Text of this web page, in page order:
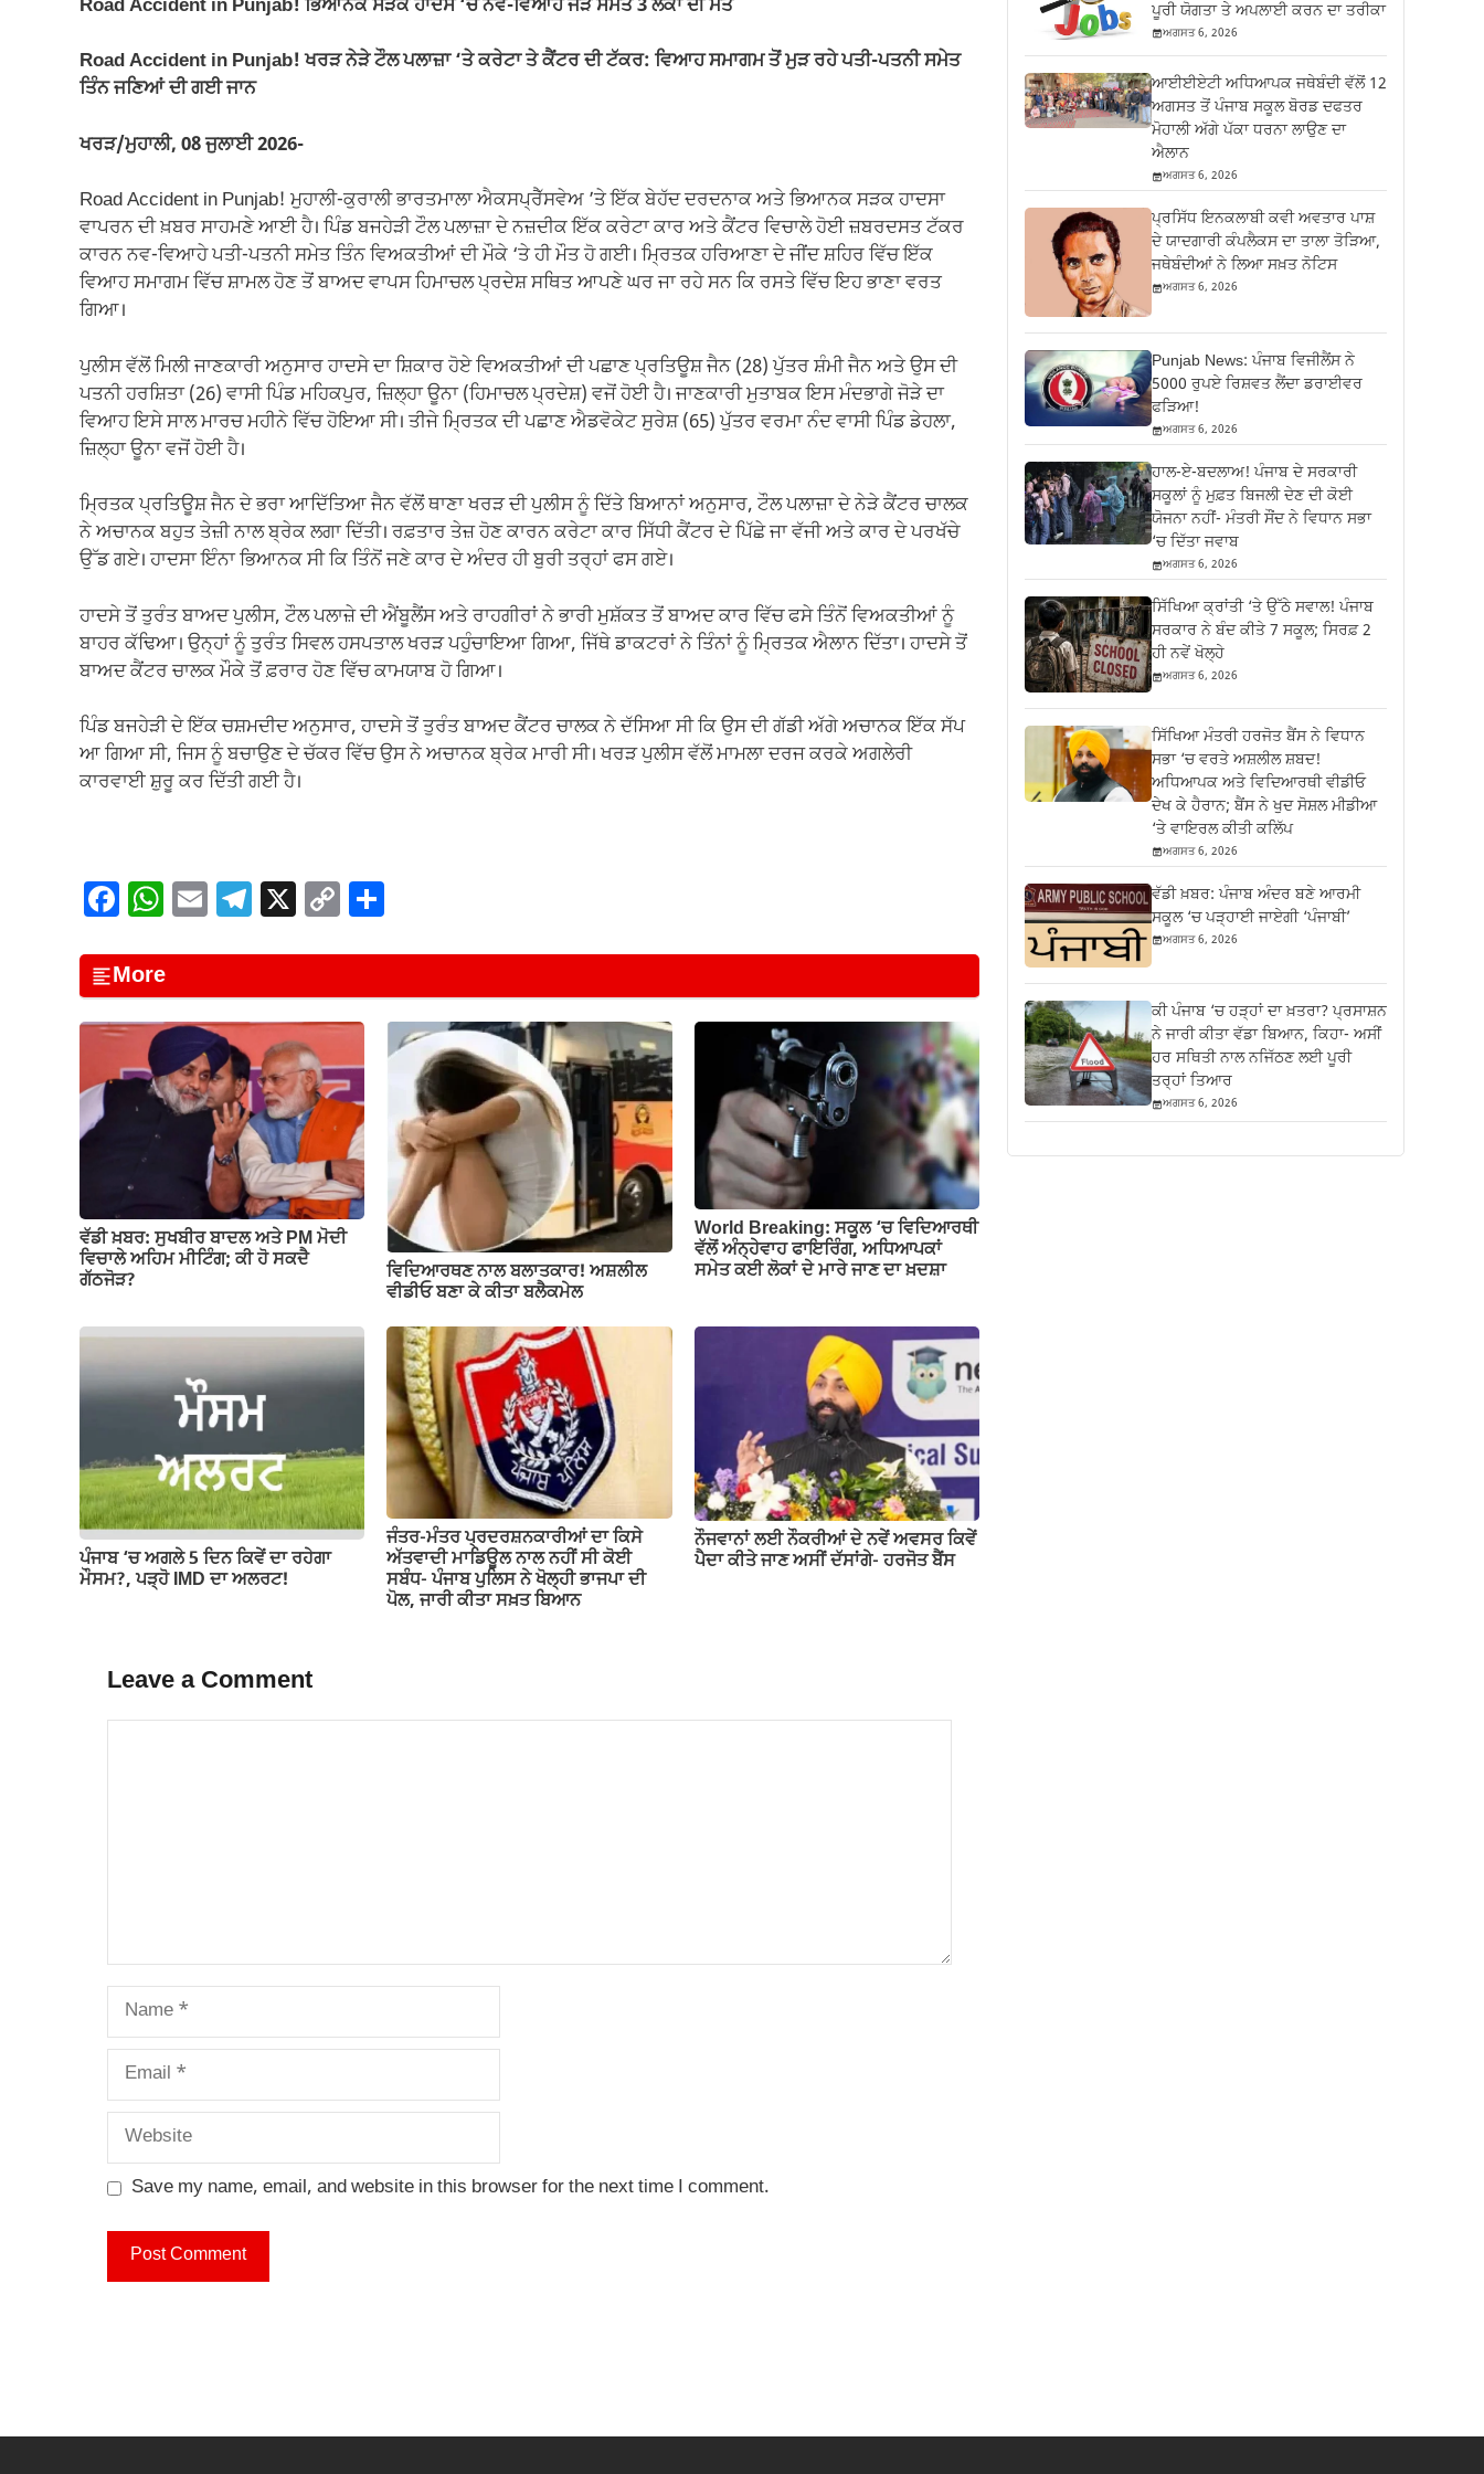
o
o
k
p
p
m n
Road Accident in Punjab! ਭਿਆਨਕ ਸੜਕ ਹਾਦਸੇ ‘ਚ ਨਵ-ਵਿਆਹੇ ਜੋੜੇ ਸਮੇਤ 3 ਲੋਕਾਂ ਦੀ ਮੌਤ
Road Accident in Punjab! ਖਰੜ ਨੇੜੇ ਟੌਲ ਪਲਾਜ਼ਾ ‘ਤੇ ਕਰੇਟਾ ਤੇ ਕੈਂਟਰ ਦੀ ਟੱਕਰ: ਵਿਆਹ ਸਮਾਗਮ ਤੋਂ ਮੁੜ ਰਹੇ ਪਤੀ-ਪਤਨੀ ਸਮੇਤ
ਤਿੰਨ ਜਣਿਆਂ ਦੀ ਗਈ ਜਾਨ
ਖਰੜ/ਮੁਹਾਲੀ, 08 ਜੁਲਾਈ 2026-
Road Accident in Punjab! ਮੁਹਾਲੀ-ਕੁਰਾਲੀ ਭਾਰਤਮਾਲਾ ਐਕਸਪ੍ਰੈੱਸਵੇਅ ’ਤੇ ਇੱਕ ਬੇਹੱਦ ਦਰਦਨਾਕ ਅਤੇ ਭਿਆਨਕ ਸੜਕ ਹਾਦਸਾ
ਵਾਪਰਨ ਦੀ ਖ਼ਬਰ ਸਾਹਮਣੇ ਆਈ ਹੈ। ਪਿੰਡ ਬਜਹੇੜੀ ਟੌਲ ਪਲਾਜ਼ਾ ਦੇ ਨਜ਼ਦੀਕ ਇੱਕ ਕਰੇਟਾ ਕਾਰ ਅਤੇ ਕੈਂਟਰ ਵਿਚਾਲੇ ਹੋਈ ਜ਼ਬਰਦਸਤ ਟੱਕਰ
ਕਾਰਨ ਨਵ-ਵਿਆਹੇ ਪਤੀ-ਪਤਨੀ ਸਮੇਤ ਤਿੰਨ ਵਿਅਕਤੀਆਂ ਦੀ ਮੌਕੇ ‘ਤੇ ਹੀ ਮੌਤ ਹੋ ਗਈ। ਮ੍ਰਿਤਕ ਹਰਿਆਣਾ ਦੇ ਜੀਂਦ ਸ਼ਹਿਰ ਵਿੱਚ ਇੱਕ
ਵਿਆਹ ਸਮਾਗਮ ਵਿੱਚ ਸ਼ਾਮਲ ਹੋਣ ਤੋਂ ਬਾਅਦ ਵਾਪਸ ਹਿਮਾਚਲ ਪ੍ਰਦੇਸ਼ ਸਥਿਤ ਆਪਣੇ ਘਰ ਜਾ ਰਹੇ ਸਨ ਕਿ ਰਸਤੇ ਵਿੱਚ ਇਹ ਭਾਣਾ ਵਰਤ
ਗਿਆ।
ਪੁਲੀਸ ਵੱਲੋਂ ਮਿਲੀ ਜਾਣਕਾਰੀ ਅਨੁਸਾਰ ਹਾਦਸੇ ਦਾ ਸ਼ਿਕਾਰ ਹੋਏ ਵਿਅਕਤੀਆਂ ਦੀ ਪਛਾਣ ਪ੍ਰਤਿਊਸ਼ ਜੈਨ (28) ਪੁੱਤਰ ਸ਼ੰਮੀ ਜੈਨ ਅਤੇ ਉਸ ਦੀ
ਪਤਨੀ ਹਰਸ਼ਿਤਾ (26) ਵਾਸੀ ਪਿੰਡ ਮਹਿਕਪੁਰ, ਜ਼ਿਲ੍ਹਾ ਊਨਾ (ਹਿਮਾਚਲ ਪ੍ਰਦੇਸ਼) ਵਜੋਂ ਹੋਈ ਹੈ। ਜਾਣਕਾਰੀ ਮੁਤਾਬਕ ਇਸ ਮੰਦਭਾਗੇ ਜੋੜੇ ਦਾ
ਵਿਆਹ ਇਸੇ ਸਾਲ ਮਾਰਚ ਮਹੀਨੇ ਵਿੱਚ ਹੋਇਆ ਸੀ। ਤੀਜੇ ਮ੍ਰਿਤਕ ਦੀ ਪਛਾਣ ਐਡਵੋਕੇਟ ਸੁਰੇਸ਼ (65) ਪੁੱਤਰ ਵਰਮਾ ਨੰਦ ਵਾਸੀ ਪਿੰਡ ਡੇਹਲਾ,
ਜ਼ਿਲ੍ਹਾ ਊਨਾ ਵਜੋਂ ਹੋਈ ਹੈ।
ਮ੍ਰਿਤਕ ਪ੍ਰਤਿਊਸ਼ ਜੈਨ ਦੇ ਭਰਾ ਆਦਿੱਤਿਆ ਜੈਨ ਵੱਲੋਂ ਥਾਣਾ ਖਰੜ ਦੀ ਪੁਲੀਸ ਨੂੰ ਦਿੱਤੇ ‌ਬਿਆਨਾਂ ਅਨੁਸਾਰ, ਟੌਲ ਪਲਾਜ਼ਾ ਦੇ ਨੇੜੇ ਕੈਂਟਰ ਚਾਲਕ
ਨੇ ਅਚਾਨਕ ਬਹੁਤ ਤੇਜ਼ੀ ਨਾਲ ਬ੍ਰੇਕ ਲਗਾ ਦਿੱਤੀ। ਰਫ਼ਤਾਰ ਤੇਜ਼ ਹੋਣ ਕਾਰਨ ਕਰੇਟਾ ਕਾਰ ਸਿੱਧੀ ਕੈਂਟਰ ਦੇ ਪਿੱਛੇ ਜਾ ਵੱਜੀ ਅਤੇ ਕਾਰ ਦੇ ਪਰਖੱਚੇ
ਉੱਡ ਗਏ। ਹਾਦਸਾ ਇੰਨਾ ਭਿਆਨਕ ਸੀ ਕਿ ਤਿੰਨੋਂ ਜਣੇ ਕਾਰ ਦੇ ਅੰਦਰ ਹੀ ਬੁਰੀ ਤਰ੍ਹਾਂ ਫਸ ਗਏ।
ਹਾਦਸੇ ਤੋਂ ਤੁਰੰਤ ਬਾਅਦ ਪੁਲੀਸ, ਟੌਲ ਪਲਾਜ਼ੇ ਦੀ ਐਂਬੂਲੈਂਸ ਅਤੇ ਰਾਹਗੀਰਾਂ ਨੇ ਭਾਰੀ ਮੁਸ਼ੱਕਤ ਤੋਂ ਬਾਅਦ ਕਾਰ ਵਿੱਚ ਫਸੇ ਤਿੰਨੋਂ ਵਿਅਕਤੀਆਂ ਨੂੰ
ਬਾਹਰ ਕੱਢਿਆ। ਉਨ੍ਹਾਂ ਨੂੰ ਤੁਰੰਤ ਸਿਵਲ ਹਸਪਤਾਲ ਖਰੜ ਪਹੁੰਚਾਇਆ ਗਿਆ, ਜਿੱਥੇ ਡਾਕਟਰਾਂ ਨੇ ਤਿੰਨਾਂ ਨੂੰ ਮ੍ਰਿਤਕ ਐਲਾਨ ਦਿੱਤਾ। ਹਾਦਸੇ ਤੋਂ
ਬਾਅਦ ਕੈਂਟਰ ਚਾਲਕ ਮੌਕੇ ਤੋਂ ਫ਼ਰਾਰ ਹੋਣ ਵਿੱਚ ਕਾਮਯਾਬ ਹੋ ਗਿਆ।
ਪਿੰਡ ਬਜਹੇੜੀ ਦੇ ਇੱਕ ਚਸ਼ਮਦੀਦ ਅਨੁਸਾਰ, ਹਾਦਸੇ ਤੋਂ ਤੁਰੰਤ ਬਾਅਦ ਕੈਂਟਰ ਚਾਲਕ ਨੇ ਦੱਸਿਆ ਸੀ ਕਿ ਉਸ ਦੀ ਗੱਡੀ ਅੱਗੇ ਅਚਾਨਕ ਇੱਕ ਸੱਪ
ਆ ਗਿਆ ਸੀ, ਜਿਸ ਨੂੰ ਬਚਾਉਣ ਦੇ ਚੱਕਰ ਵਿੱਚ ਉਸ ਨੇ ਅਚਾਨਕ ਬ੍ਰੇਕ ਮਾਰੀ ਸੀ। ਖਰੜ ਪੁਲੀਸ ਵੱਲੋਂ ਮਾਮਲਾ ਦਰਜ ਕਰਕੇ ਅਗਲੇਰੀ
ਕਾਰਵਾਈ ਸ਼ੁਰੂ ਕਰ ਦਿੱਤੀ ਗਈ ਹੈ।
F
c
e
b
o
o
W
at
s
A
p
p
E
ail
T
e
gr
a
m
X C
p
y
Li
n
k
ar
e
More
ਵੱਡੀ ਖ਼ਬਰ: ਸੁਖਬੀਰ ਬਾਦਲ ਅਤੇ PM ਮੋਦੀ
ਵਿਚਾਲੇ ਅਹਿਮ ਮੀਟਿੰਗ; ਕੀ ਹੋ ਸਕਦੈ
ਗੱਠਜੋੜ?
ਵਿਦਿਆਰਥਣ ਨਾਲ ਬਲਾਤਕਾਰ! ਅਸ਼ਲੀਲ
ਵੀਡੀਓ ਬਣਾ ਕੇ ਕੀਤਾ ਬਲੈਕਮੇਲ
World Breaking: ਸਕੂਲ ‘ਚ ਵਿਦਿਆਰਥੀ
ਵੱਲੋਂ ਅੰਨ੍ਹੇਵਾਹ ਫਾਇਰਿੰਗ, ਅਧਿਆਪਕਾਂ
ਸਮੇਤ ਕਈ ਲੋਕਾਂ ਦੇ ਮਾਰੇ ਜਾਣ ਦਾ ਖ਼ਦਸ਼ਾ
ਪੰਜਾਬ ‘ਚ ਅਗਲੇ 5 ਦਿਨ ਕਿਵੇਂ ਦਾ ਰਹੇਗਾ
ਮੌਸਮ?, ਪੜ੍ਹੋ IMD ਦਾ ਅਲਰਟ!
ਜੰਤਰ-ਮੰਤਰ ਪ੍ਰਦਰਸ਼ਨਕਾਰੀਆਂ ਦਾ ਕਿਸੇ
ਅੱਤਵਾਦੀ ਮਾਡਿਊਲ ਨਾਲ ਨਹੀਂ ਸੀ ਕੋਈ
ਸਬੰਧ- ਪੰਜਾਬ ਪੁਲਿਸ ਨੇ ਖੋਲ੍ਹੀ ਭਾਜਪਾ ਦੀ
ਪੋਲ, ਜਾਰੀ ਕੀਤਾ ਸਖ਼ਤ ਬਿਆਨ
ਨੌਜਵਾਨਾਂ ਲਈ ਨੌਕਰੀਆਂ ਦੇ ਨਵੇਂ ਅਵਸਰ ਕਿਵੇਂ
ਪੈਦਾ ਕੀਤੇ ਜਾਣ ਅਸੀਂ ਦੱਸਾਂਗੇ- ਹਰਜੋਤ ਬੈਂਸ
Leave a Comment
Name
Email
Website
Save my name, email, and website in this browser for the next time I comment.
ਪੂਰੀ ਯੋਗਤਾ ਤੇ ਅਪਲਾਈ ਕਰਨ ਦਾ ਤਰੀਕਾ
ਅਗਸਤ 6, 2026
ਆਈਈਏਟੀ ਅਧਿਆਪਕ ਜਥੇਬੰਦੀ ਵੱਲੋਂ 12
ਅਗਸਤ ਤੋਂ ਪੰਜਾਬ ਸਕੂਲ ਬੋਰਡ ਦਫਤਰ
ਮੋਹਾਲੀ ਅੱਗੇ ਪੱਕਾ ਧਰਨਾ ਲਾਉਣ ਦਾ
ਐਲਾਨ
ਅਗਸਤ 6, 2026
ਪ੍ਰਸਿੱਧ ਇਨਕਲਾਬੀ ਕਵੀ ਅਵਤਾਰ ਪਾਸ਼
ਦੇ ਯਾਦਗਾਰੀ ਕੰਪਲੈਕਸ ਦਾ ਤਾਲਾ ਤੋੜਿਆ,
ਜਥੇਬੰਦੀਆਂ ਨੇ ਲਿਆ ਸਖ਼ਤ ਨੋਟਿਸ
ਅਗਸਤ 6, 2026
Punjab News: ਪੰਜਾਬ ਵਿਜੀਲੈਂਸ ਨੇ
5000 ਰੁਪਏ ਰਿਸ਼ਵਤ ਲੈਂਦਾ ਡਰਾਈਵਰ
ਫੜਿਆ!
ਅਗਸਤ 6, 2026
ਹਾਲ-ਏ-ਬਦਲਾਅ! ਪੰਜਾਬ ਦੇ ਸਰਕਾਰੀ
ਸਕੂਲਾਂ ਨੂੰ ਮੁਫ਼ਤ ਬਿਜਲੀ ਦੇਣ ਦੀ ਕੋਈ
ਯੋਜਨਾ ਨਹੀਂ- ਮੰਤਰੀ ਸੌਂਦ ਨੇ ਵਿਧਾਨ ਸਭਾ
‘ਚ ਦਿੱਤਾ ਜਵਾਬ
ਅਗਸਤ 6, 2026
ਸਿੱਖਿਆ ਕ੍ਰਾਂਤੀ ‘ਤੇ ਉੱਠੇ ਸਵਾਲ! ਪੰਜਾਬ
ਸਰਕਾਰ ਨੇ ਬੰਦ ਕੀਤੇ 7 ਸਕੂਲ; ਸਿਰਫ਼ 2
ਹੀ ਨਵੇਂ ਖੋਲ੍ਹੇ
ਅਗਸਤ 6, 2026
ਸਿੱਖਿਆ ਮੰਤਰੀ ਹਰਜੋਤ ਬੈਂਸ ਨੇ ਵਿਧਾਨ
ਸਭਾ ‘ਚ ਵਰਤੇ ਅਸ਼ਲੀਲ ਸ਼ਬਦ!
ਅਧਿਆਪਕ ਅਤੇ ਵਿਦਿਆਰਥੀ ਵੀਡੀਓ
ਦੇਖ ਕੇ ਹੈਰਾਨ; ਬੈਂਸ ਨੇ ਖੁਦ ਸੋਸ਼ਲ ਮੀਡੀਆ
‘ਤੇ ਵਾਇਰਲ ਕੀਤੀ ਕਲਿੱਪ
ਅਗਸਤ 6, 2026
ਵੱਡੀ ਖ਼ਬਰ: ਪੰਜਾਬ ਅੰਦਰ ਬਣੇ ਆਰਮੀ
ਸਕੂਲ ‘ਚ ਪੜ੍ਹਾਈ ਜਾਏਗੀ ‘ਪੰਜਾਬੀ’
ਅਗਸਤ 6, 2026
ਕੀ ਪੰਜਾਬ ‘ਚ ਹੜ੍ਹਾਂ ਦਾ ਖ਼ਤਰਾ? ਪ੍ਰਸਾਸ਼ਨ
ਨੇ ਜਾਰੀ ਕੀਤਾ ਵੱਡਾ ਬਿਆਨ, ਕਿਹਾ- ਅਸੀਂ
ਹਰ ਸਥਿਤੀ ਨਾਲ ਨਜਿੱਠਣ ਲਈ ਪੂਰੀ
ਤਰ੍ਹਾਂ ਤਿਆਰ
ਅਗਸਤ 6, 2026